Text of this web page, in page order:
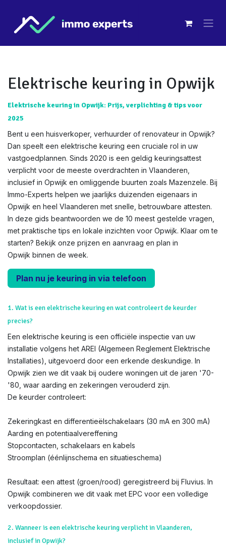
Elektrische keuring in Opwijk
Elektrische keuring in Opwijk: Prijs, verplichting & tips voor
2025
Bent u een huisverkoper, verhuurder of renovateur in Opwijk?
Dan speelt een elektrische keuring een cruciale rol in uw
vastgoedplannen. Sinds 2020 is een geldig keuringsattest
verplicht voor de meeste overdrachten in Vlaanderen,
inclusief in Opwijk en omliggende buurten zoals Mazenzele. Bij
Immo-Experts helpen we jaarlijks duizenden eigenaars in
Opwijk en heel Vlaanderen met snelle, betrouwbare attesten.
In deze gids beantwoorden we de 10 meest gestelde vragen,
met praktische tips en lokale inzichten voor Opwijk. Klaar om te
starten? Bekijk onze prijzen en aanvraag en plan in
Opwijk binnen de week.
Plan nu je keuring in via telefoon
1. Wat is een elektrische keuring en wat controleert de keurder
precies?
Een elektrische keuring is een officiële inspectie van uw
installatie volgens het AREI (Algemeen Reglement Elektrische
Installaties), uitgevoerd door een erkende deskundige. In
Opwijk zien we dit vaak bij oudere woningen uit de jaren '70-
'80, waar aarding en zekeringen verouderd zijn.
De keurder controleert:
Zekeringkast en differentieëlschakelaars (30 mA en 300 mA)
Aarding en potentiaalvereffening
Stopcontacten, schakelaars en kabels
Stroomplan (éénlijnschema en situatieschema)
Resultaat: een attest (groen/rood) geregistreerd bij Fluvius. In
Opwijk combineren we dit vaak met EPC voor een volledige
verkoopdossier.
2. Wanneer is een elektrische keuring verplicht in Vlaanderen,
inclusief in Opwijk?